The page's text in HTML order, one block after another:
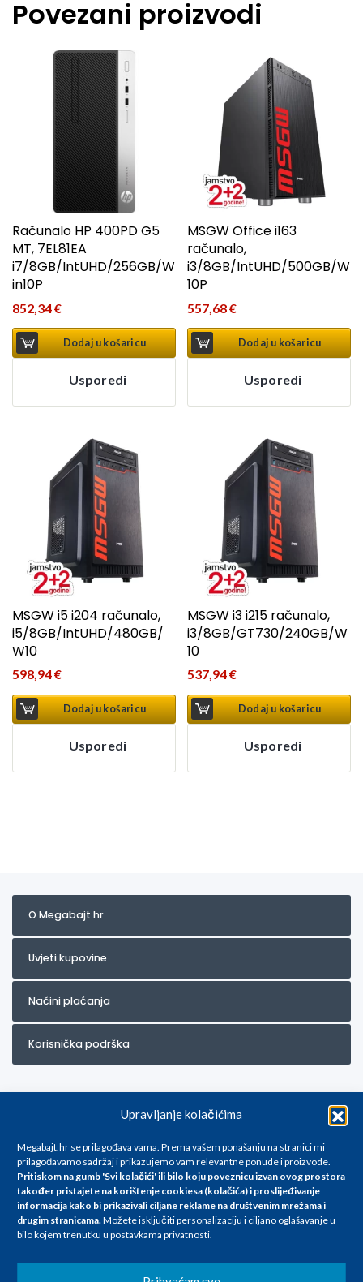
Upravljanje kolačićima
Megabajt.hr se prilagođava vama. Prema vašem ponašanju na stranici mi
prilagođavamo sadržaj i prikazujemo vam relevantne ponude i proizvode.
Pritiskom na gumb 'Svi kolačići' ili bilo koju poveznicu izvan ovog prostora
također pristajete na korištenje cookiesa (kolačića) i proslijeđivanje
informacija kako bi prikazivali ciljane reklame na društvenim mrežama i
drugim stranicama.Možete isključiti personalizaciju i ciljano oglašavanje u
bilo kojem trenutku u postavkama privatnosti.
Povezani proizvodi
Računalo HP 400PD G5
MT, 7EL81EA
i7/8GB/IntUHD/256GB/W
in10P
852,34€
Dodaj u košaricu
Usporedi
MSGW Office i163
računalo,
i3/8GB/IntUHD/500GB/W
10P
557,68€
Dodaj u košaricu
Usporedi
MSGW i5 i204 računalo,
i5/8GB/IntUHD/480GB/
W10
598,94€
Dodaj u košaricu
Usporedi
MSGW i3 i215 računalo,
i3/8GB/GT730/240GB/W
10
537,94€
Dodaj u košaricu
Usporedi
O Megabajt.hr
Uvjeti kupovine
Načini plaćanja
Korisnička podrška
Za artikle kojih trenutno nema u ponudi obratite nam se na
info@megabajt.hr. Sve cijene su informativnog karaktera i podložne su
promjenama, a
iskazane su za avansno plaćanje(gotovina) u Eurima i uključuju PDV. Sve
se razlikovati od cijena u našim poslovnicama. Trudimo se dati što bolji
i točniji opis i sliku. Unatoč tome, ne možemo garantirati da su svi